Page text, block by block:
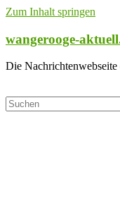
Zum Inhalt springen
wangerooge-
Die